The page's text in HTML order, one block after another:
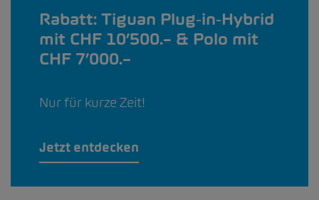
Rabatt: Tiguan Plug‑in‑Hybrid
mit CHF 10’500.– & Polo mit
CHF 7’000.–
Nur für kurze Zeit!
Jetzt entdecken